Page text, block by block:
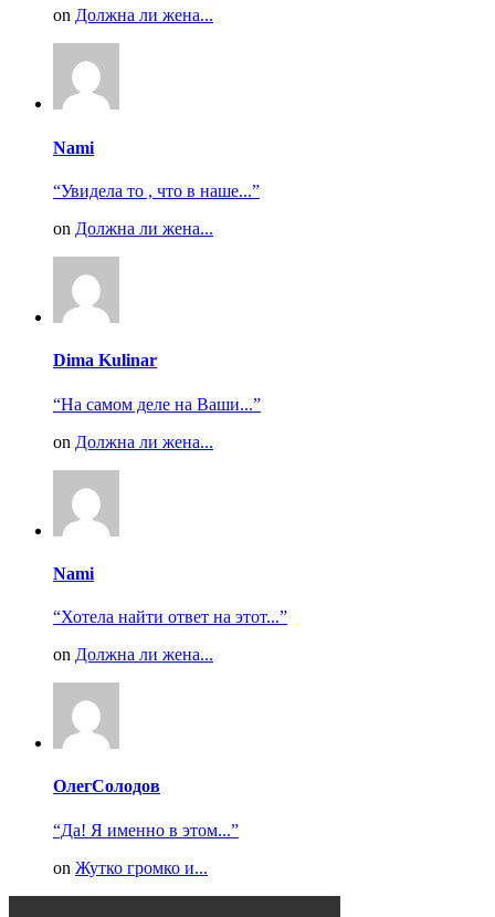
on Должна ли жена...
Nami
“Увидела то , что в наше...”
on Должна ли жена...
Dima Kulinar
“На самом деле на Ваши...”
on Должна ли жена...
Nami
“Хотела найти ответ на этот...”
on Должна ли жена...
ОлегСолодов
“Да! Я именно в этом...”
on Жутко громко и...